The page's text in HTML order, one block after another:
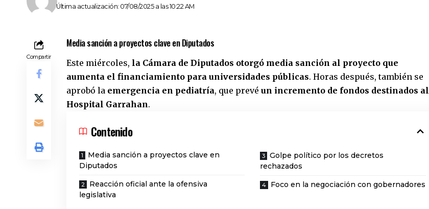
Última actualización: 07/08/2025 a las 10:22 AM
Compartir
Media sanción a proyectos clave en Diputados
Este miércoles, la Cámara de Diputados otorgó media sanción al proyecto que
aumenta el financiamiento para universidades públicas. Horas después, también se
aprobó la emergencia en pediatría, que prevé un incremento de fondos destinados al
Hospital Garrahan.
Contenido
Media sanción a proyectos clave en
Diputados
Reacción oficial ante la ofensiva
legislativa
Golpe político por los decretos
rechazados
Foco en la negociación con gobernadores